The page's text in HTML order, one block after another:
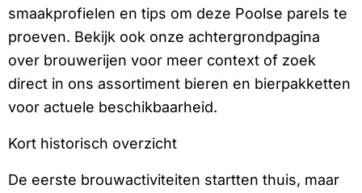
smaakprofielen en tips om deze Poolse parels te
proeven. Bekijk ook onze achtergrondpagina
over brouwerijen voor meer context of zoek
direct in ons assortiment bieren en bierpakketten
voor actuele beschikbaarheid.
Kort historisch overzicht
De eerste brouwactiviteiten startten thuis, maar